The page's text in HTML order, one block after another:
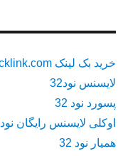
خرید بک لینک behtarinbacklink.com
لایسنس نود32
پسورد نود 32
اوکلی لایسنس رایگان نود 32
همیار نود 32